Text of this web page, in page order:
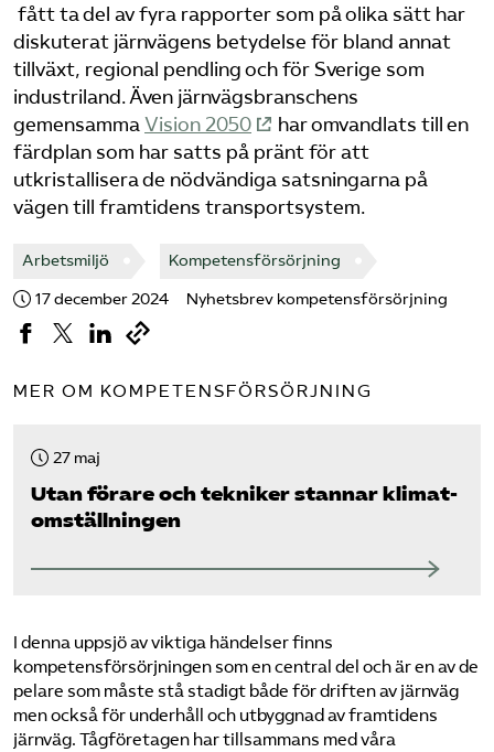
fått ta del av fyra rapporter som på olika sätt har
diskuterat järnvägens betydelse för bland annat
tillväxt, regional pendling och för Sverige som
industriland. Även järnvägsbranschens
gemensammaVision 2050
har omvandlats till en
färdplan som har satts på pränt för att
utkristallisera de nödvändiga satsningarna på
vägen till framtidens transportsystem.
Arbetsmiljö Kompetensförsörjning
17 december 2024 Nyhetsbrev kompetensförsörjning
MER OM KOMPETENSFÖRSÖRJNING
27 maj
Utan förare och tekniker stannar klimat­
omställningen
I denna uppsjö av viktiga händelser finns
kompetensförsörjningen som en central del och är en av de
pelare som måste stå stadigt både för driften av järnväg
men också för underhåll och utbyggnad av framtidens
järnväg. Tågföretagen har tillsammans med våra